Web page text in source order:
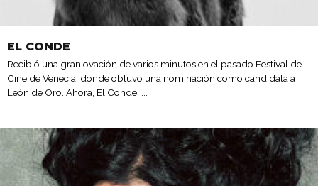
EL CONDE
Recibió una gran ovación de varios minutos en el pasado Festival de
Cine de Venecia, donde obtuvo una nominación como candidata a
León de Oro. Ahora, El Conde, ...